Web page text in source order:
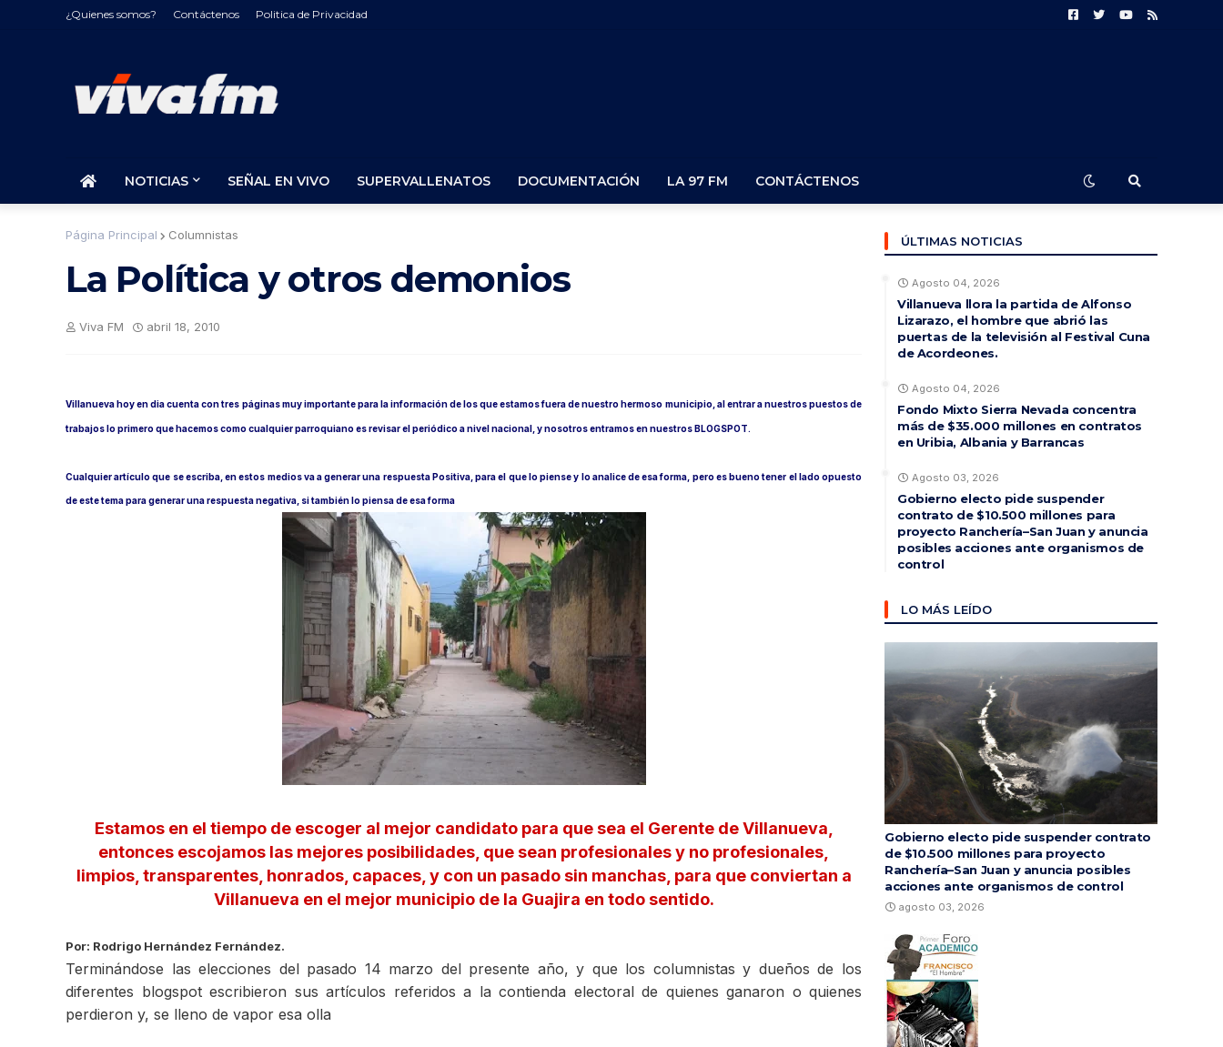
¿Quienes somos? Contáctenos Politica de Privacidad
NOTICIAS SEÑAL EN VIVO SUPERVALLENATOS DOCUMENTACIÓN LA 97 FM CONTÁCTENOS
Página Principal Columnistas
La Política y otros demonios
Viva FM abril 18, 2010
Villanueva hoy en dia cuenta con tres páginas muy importante para la información de los que estamos fuera de nuestro hermoso municipio, al entrar a nuestros puestos de
trabajos lo primero que hacemos como cualquier parroquiano es revisar el periódico a nivel nacional, y nosotros entramos en nuestros BLOGSPOT.
Cualquier artículo que se escriba, en estos medios va a generar una respuesta Positiva, para el que lo piense y lo analice de esa forma, pero es bueno tener el lado opuesto
de este tema para generar una respuesta negativa, si también lo piensa de esa forma
Estamos en el tiempo de escoger al mejor candidato para que sea el Gerente de Villanueva,
entonces escojamos las mejores posibilidades, que sean profesionales y no profesionales,
limpios, transparentes, honrados, capaces, y con un pasado sin manchas, para que conviertan a
Villanueva en el mejor municipio de la Guajira en todo sentido.
Por: Rodrigo Hernández Fernández.
Terminándose las elecciones del pasado 14 marzo del presente año, y que los columnistas y dueños de los
diferentes blogspot escribieron sus artículos referidos a la contienda electoral de quienes ganaron o quienes
perdieron y, se lleno de vapor esa olla
ÚLTIMAS NOTICIAS
Agosto 04, 2026
Villanueva llora la partida de Alfonso
Lizarazo, el hombre que abrió las
puertas de la televisión al Festival Cuna
de Acordeones.
Agosto 04, 2026
Fondo Mixto Sierra Nevada concentra
más de $35.000 millones en contratos
en Uribia, Albania y Barrancas
Agosto 03, 2026
Gobierno electo pide suspender
contrato de $10.500 millones para
proyecto Ranchería–San Juan y anuncia
posibles acciones ante organismos de
control
LO MÁS LEÍDO
Gobierno electo pide suspender contrato
de $10.500 millones para proyecto
Ranchería–San Juan y anuncia posibles
acciones ante organismos de control
agosto 03, 2026